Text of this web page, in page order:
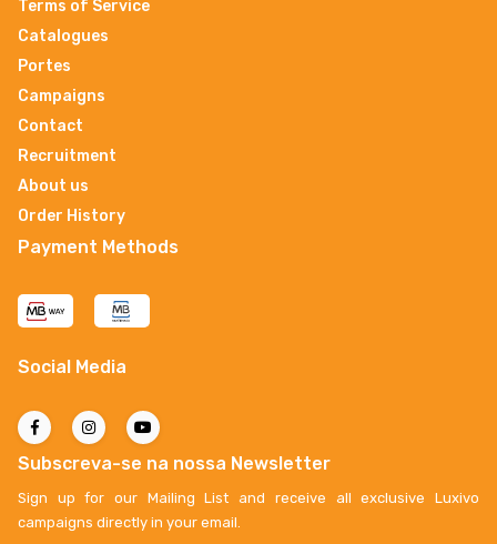
Terms of Service
Catalogues
Portes
Campaigns
Contact
Recruitment
About us
Order History
Payment Methods
Social Media
Subscreva-se na nossa Newsletter
Sign up for our Mailing List and receive all exclusive Luxivo
campaigns directly in your email.